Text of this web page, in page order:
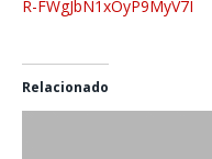
R-FWgJbN1xOyP9MyV7I
Relacionado